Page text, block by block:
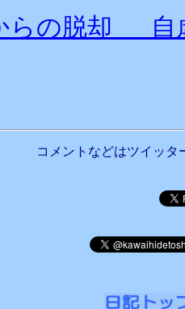
らの脱却 自
コメントなどはツイッタ